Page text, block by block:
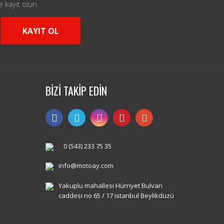
kayıt olun
KAYIT OL
BİZİ TAKİP EDİN
0 (543) 233 75 35
info@motoay.com
Yakuplu mahallesi Hürriyet Bulvarı
caddesi no 65 / 17 istanbul Beylikdüzü